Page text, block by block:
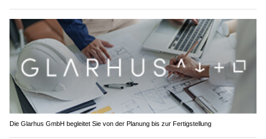
Die Glarhus GmbH begleitet Sie von der Planung bis zur Fertigstellung